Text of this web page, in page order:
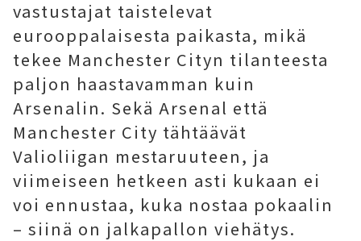
vastustajat taistelevat
eurooppalaisesta paikasta, mikä
tekee Manchester Cityn tilanteesta
paljon haastavamman kuin
Arsenalin. Sekä Arsenal että
Manchester City tähtäävät
Valioliigan mestaruuteen, ja
viimeiseen hetkeen asti kukaan ei
voi ennustaa, kuka nostaa pokaalin
– siinä on jalkapallon viehätys.